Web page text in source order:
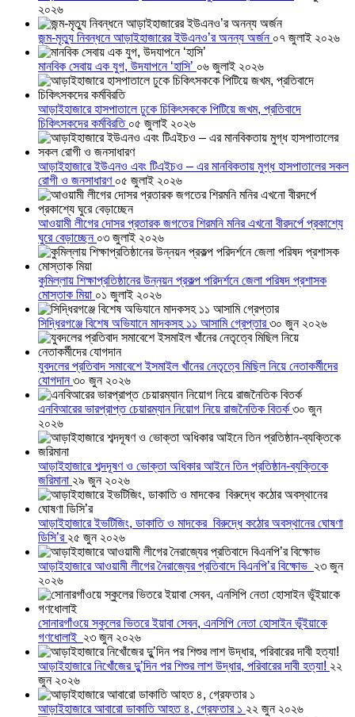
২০২৬
জন্ম-মৃত্যু নিবন্ধনে আড়াইহাজারের ইউএনও’র অনন্য অর্জন ০৭ জুলাই ২০২৬
মানবিক সেবায় এক যুগ, উদযাপনে ‘হাসি’ ০৬ জুলাই ২০২৬
আড়াইহাজারে হাসপাতালে ঢুকে চিকিৎসককে পিটিয়ে জখম, প্রতিবাদে
চিকিৎসকদের কর্মবিরতি ০৫ জুলাই ২০২৬
আড়াইহাজারে ইউএনও এবং টিএইচও – এর মানবিকতায় মুগ্ধ হাসপাতালের সকল
রোগী ও জনসাধারণ ০৫ জুলাই ২০২৬
আওয়ামী লীগের দোসর প্রতারক জগতের শিরমনি মনির এখনো বীরদর্পে প্রকাশ্যে
ঘুরে বেড়াচ্ছেন ০৩ জুলাই ২০২৬
কুমিল্লায় শিক্ষাপ্রতিষ্ঠানের উন্নয়ন প্রকল্প পরিদর্শনে জেলা পরিষদ প্রশাসক
মোস্তাক মিয়া ০১ জুলাই ২০২৬
সিদ্ধিরগঞ্জে বিশেষ অভিযানে মাদকসহ ১১ আসামি গ্রেপ্তার৩০ জুন ২০২৬
যুবদলের প্রতিবাদ সমাবেশে ইসমাইল খাঁনের নেতৃত্বে মিছিল নিয়ে নেতাকর্মীদের
যোগদান৩০ জুন ২০২৬
এনবিআরের ভারপ্রাপ্ত চেয়ারম্যান নিয়োগ নিয়ে রাজনৈতিক বিতর্ক ৩০ জুন
২০২৬
আড়াইহাজারে শব্দদূষণ ও ভোক্তা অধিকার আইনে তিন প্রতিষ্ঠান-ব্যক্তিকে
জরিমানা ২৯ জুন ২০২৬
আড়াইহাজারে ইভটিজিং, ডাকাতি ও মাদকের বিরুদ্ধে কঠোর অবস্থানের ঘোষণা
ডিসি’র ২৫ জুন ২০২৬
আড়াইহাজারে আওয়ামী লীগের নৈরাজ্যের প্রতিবাদে বিএনপি’র বিক্ষোভ ২৩ জুন
২০২৬
সোনারগাঁওয়ে স্কুলের ভিতরে ইয়াবা সেবন, এনসিপি নেতা হোসাইন ভূঁইয়াকে
গণধোলাই ২৩ জুন ২০২৬
আড়াইহাজারে নিখোঁজের দুু’দিন পর শিশুর লাশ উদ্ধার, পরিবারের দাবী হত্যা! ২২
জুন ২০২৬
আড়াইহাজারে আবারো ডাকাতি আহত ৪, গ্রেফতার ১ ২২ জুন ২০২৬